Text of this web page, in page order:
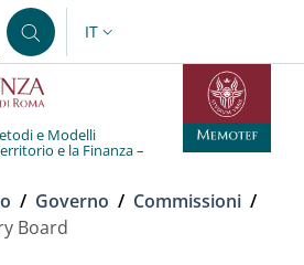
SELETTORE LINGUA:
IT
e Modelli
e la Finanza –
/ Governo / Commissioni /
Board